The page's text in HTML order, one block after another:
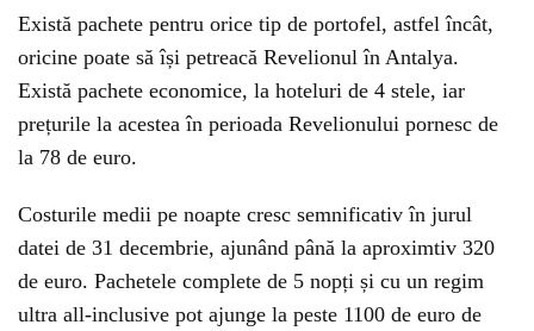
Există pachete pentru orice tip de portofel, astfel încât,
oricine poate să își petreacă Revelionul în Antalya.
Există pachete economice, la hoteluri de 4 stele, iar
prețurile la acestea în perioada Revelionului pornesc de
la 78 de euro.
Costurile medii pe noapte cresc semnificativ în jurul
datei de 31 decembrie, ajunând până la aproximtiv 320
de euro. Pachetele complete de 5 nopți și cu un regim
ultra all-inclusive pot ajunge la peste 1100 de euro de